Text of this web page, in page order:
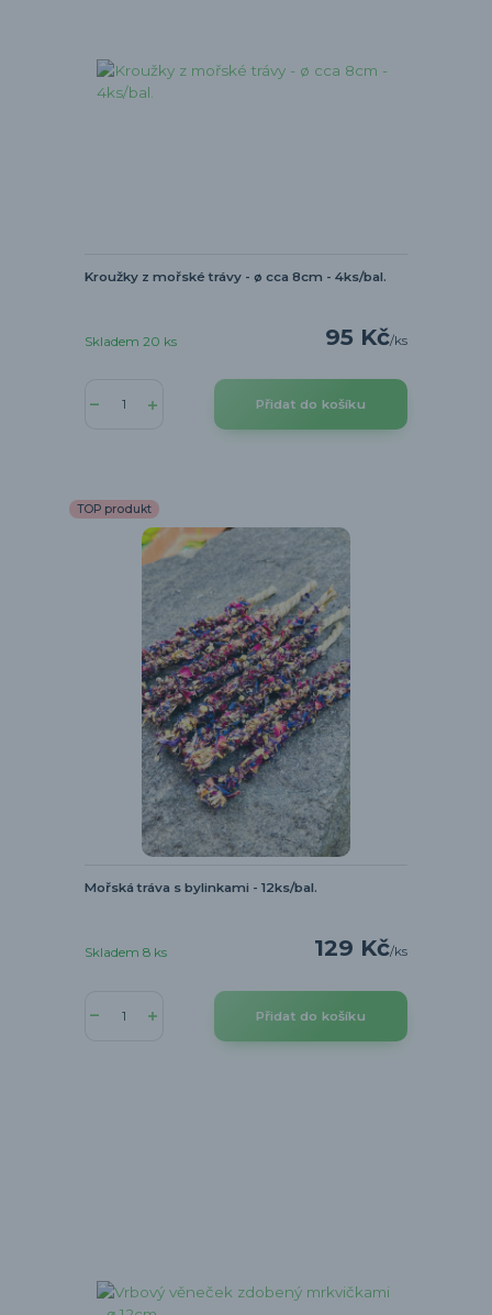
Kroužky z mořské trávy - ø cca 8cm - 4ks/bal.
95 Kč/ks
Skladem 20 ks
Přidat do košíku
TOP produkt
Mořská tráva s bylinkami - 12ks/bal.
129 Kč/ks
Skladem 8 ks
Přidat do košíku